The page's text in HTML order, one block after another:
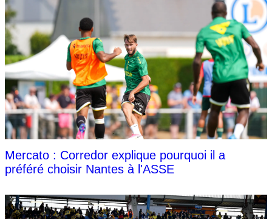
Mercato : Corredor explique pourquoi il a
préféré choisir Nantes à l'ASSE